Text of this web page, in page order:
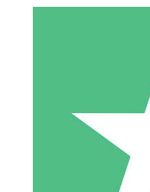
Individuelle
Zahlen Sie nach Bedarf
monatliche